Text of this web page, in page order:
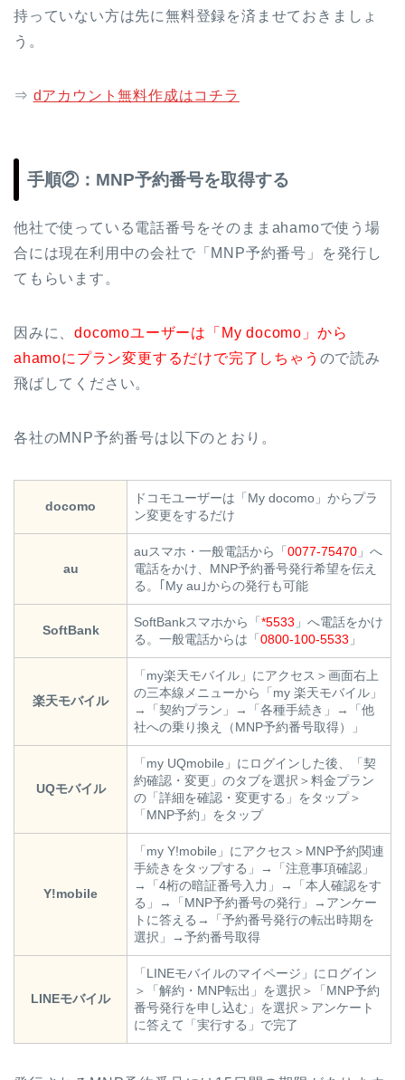
持っていない方は先に無料登録を済ませておきましょ
う。
⇒ dアカウント無料作成はコチラ
手順②：MNP予約番号を取得する
他社で使っている電話番号をそのままahamoで使う場
合には現在利用中の会社で「MNP予約番号」を発行し
てもらいます。
因みに、docomoユーザーは「My docomo」から
ahamoにプラン変更するだけで完了しちゃう ので読み
飛ばしてください。
各社のMNP予約番号は以下のとおり。
docomo
ドコモユーザーは「My docomo」からプラ
ン変更をするだけ
au
auスマホ・一般電話から「 0077-75470 」へ
電話をかけ、MNP予約番号発行希望を伝え
る。｢My au｣からの発行も可能
SoftBank
SoftBankスマホから「 *5533 」へ電話をかけ
る。一般電話からは「 0800-100-5533 」
楽天モバイル
「my楽天モバイル」にアクセス＞画面右上
の三本線メニューから「my 楽天モバイル」
→「契約プラン」→「各種手続き」→「他
社への乗り換え（MNP予約番号取得）」
UQモバイル
「my UQmobile」にログインした後、「契
約確認・変更」のタブを選択＞料金プラン
の「詳細を確認・変更する」をタップ＞
「MNP予約」をタップ
Y!mobile
「my Y!mobile」にアクセス＞MNP予約関連
手続きをタップする」→「注意事項確認」
→「4桁の暗証番号入力」→「本人確認をす
る」→「MNP予約番号の発行」→アンケー
トに答える→「予約番号発行の転出時期を
選択」→予約番号取得
LINEモバイル
「LINEモバイルのマイページ」にログイン
＞「解約・MNP転出」を選択＞「MNP予約
番号発行を申し込む」を選択＞アンケート
に答えて「実行する」で完了